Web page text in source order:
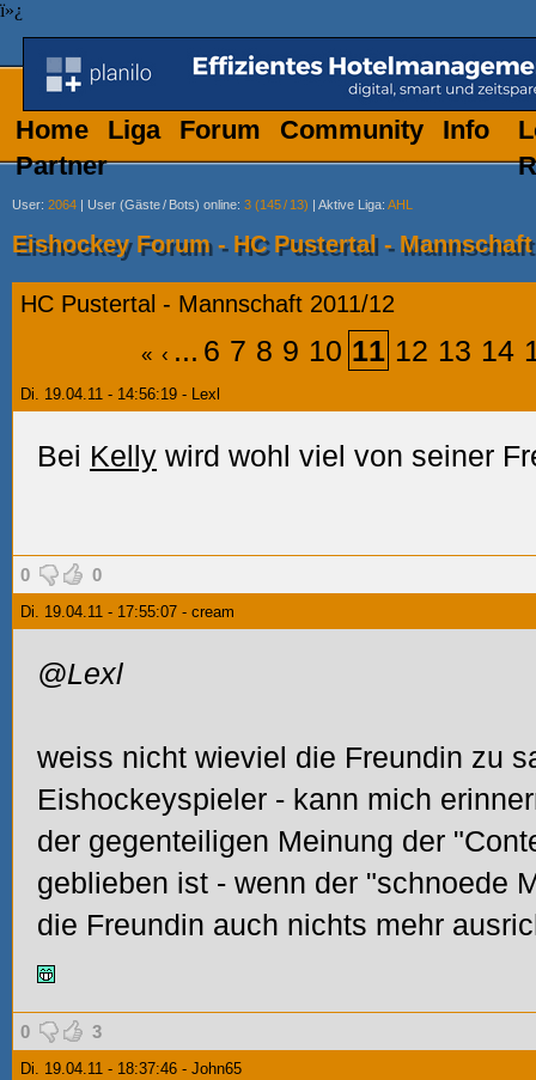
ï»¿
Home Liga Forum Community
Info
Partner
User: 2064 | User (Gäste/ Bots) online: 3 (145/ 13) | Aktive Liga: AHL
Eishockey Forum - HC Pustertal - Mannschaft
HC Pustertal - Mannschaft 2011/12
« ‹ ... 6 7 8 9 10 11 12 13 14
Di. 19.04.11 - 14:56:19 - Lexl
Bei Kelly wird wohl viel von seiner
0 0
Di. 19.04.11 - 17:55:07 - cream
@Lexl
weiss nicht wieviel die Freundin zu
Eishockeyspieler - kann mich
der gegenteiligen Meinung der
geblieben ist - wenn der "schnoede
die Freundin auch nichts mehr
0 3
Di. 19.04.11 - 18:37:46 - John65